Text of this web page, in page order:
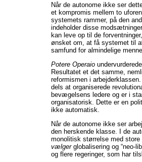
Når de autonome ikke ser
et kompromis mellem to
systemets rammer, på den
indeholder disse
kan leve op til de
ønsket om, at få systemet til
samfund for almindelige
Potere Operaio
Resultatet et det samme,
reformismen i
dels at organiserede
bevægelsens ledere og er i
organisatorisk. Dette er en
ikke automatisk.
Når de autonome ikke ser
den herskende klasse. I de
monolitisk størrelse med
vælgerglobalisering og “neo-
og flere regeringer, som har